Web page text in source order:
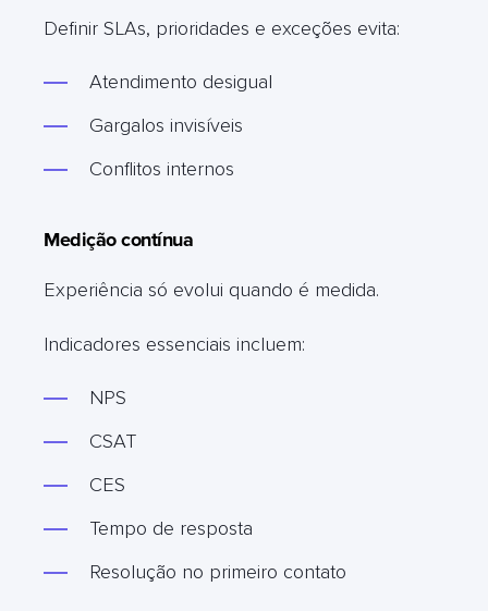
Definir SLAs, prioridades e exceções evita:
Atendimento desigual
Gargalos invisíveis
Conflitos internos
Medição contínua
Experiência só evolui quando é medida.
Indicadores essenciais incluem:
NPS
CSAT
CES
Tempo de resposta
Resolução no primeiro contato